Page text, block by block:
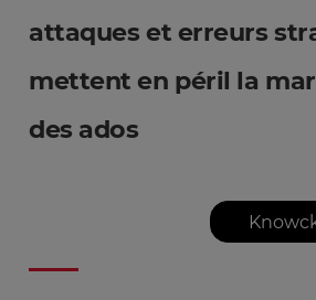
attaques et erreurs
mettent en péril la
des ados